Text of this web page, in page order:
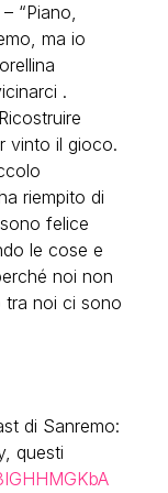
“Piano,
ma io
.
vinto il gioco.
riempito di
felice
le cose e
noi non
tra noi ci sono
di Sanremo:
questi